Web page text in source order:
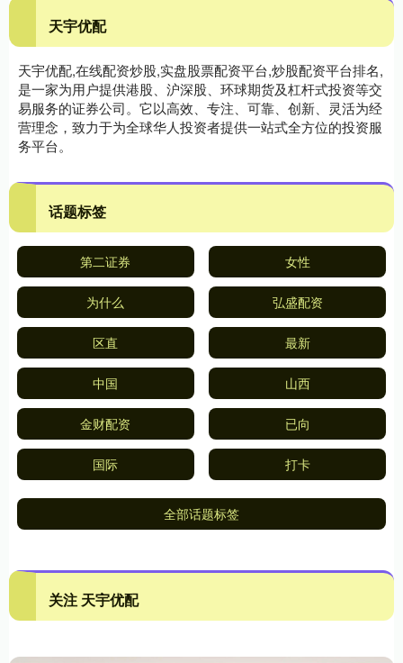
天宇优配
天宇优配,在线配资炒股,实盘股票配资平台,炒股配资平台排名,
是一家为用户提供港股、沪深股、环球期货及杠杆式投资等交
易服务的证券公司。它以高效、专注、可靠、创新、灵活为经
营理念，致力于为全球华人投资者提供一站式全方位的投资服
务平台。
话题标签
第二证券 女性
为什么 弘盛配资
区直 最新
中国 山西
金财配资 已向
国际 打卡
全部话题标签
关注 天宇优配